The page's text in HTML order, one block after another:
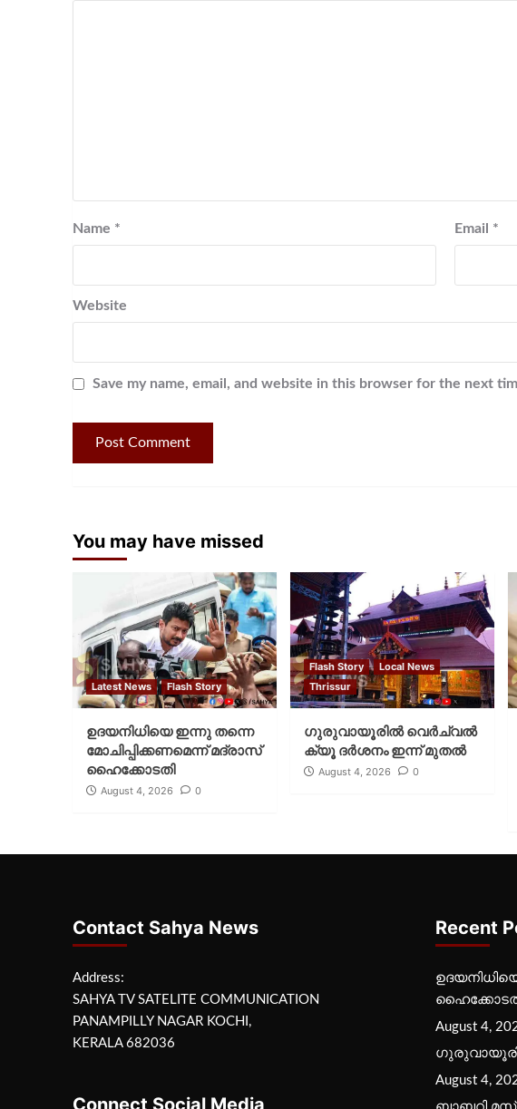
Name * Email *
Website
Save my name, email, and website in this browser for the next
You may have missed
Latest News Flash Story
ഉദയനിധിയെ ഇന്നു തന്നെ
മോചിപ്പിക്കണമെന്ന് മദ്രാസ്
ഹൈക്കോടതി
August 4, 2026 0
Flash Story
Local News
Thrissur
ഗുരുവായൂരില്‍ വെര്‍ച്വല്‍
ക്യൂ ദര്‍ശനം ഇന്ന് മുതല്‍
August 4, 2026 0
Contact Sahya News
Address:
SAHYA TV SATELITE COMMUNICATION
PANAMPILLY NAGAR KOCHI,
KERALA 682036
Connect Social Media
Recent
August 4,
August 4,